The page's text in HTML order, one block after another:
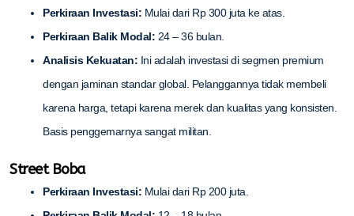
Perkiraan Investasi: Mulai dari Rp 300 juta ke atas.
Perkiraan Balik Modal: 24 – 36 bulan.
Analisis Kekuatan: Ini adalah investasi di segmen premium
dengan jaminan standar global. Pelanggannya tidak membeli
karena harga, tetapi karena merek dan kualitas yang konsisten.
Basis penggemarnya sangat militan.
Street Boba
Perkiraan Investasi: Mulai dari Rp 200 juta.